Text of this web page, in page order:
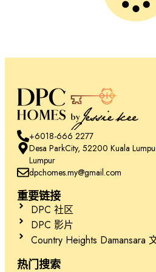
+6018-666 2277
Desa ParkCity, 52200 Kuala
Lumpur
dpchomes.my@gmail.com
重要链接
DPC 社区
DPC 影片
Country Heights Damansara
热门搜索